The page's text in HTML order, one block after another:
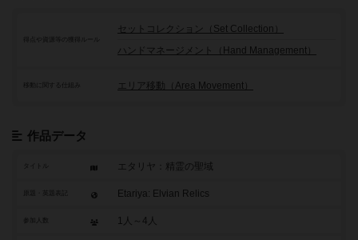
セットコレクション（Set Collection）
ハンドマネージメント（Hand Management）
移動に関する仕組み エリア移動（Area Movement）
作品データ
タイトル エタリヤ：精霊の聖域
Etariya: Elvian Relics
参加人数 1人～4人